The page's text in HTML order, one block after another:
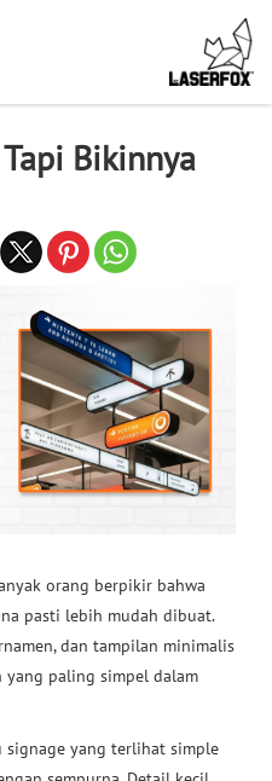
Bikinnya
orang berpikir bahwa
pasti lebih mudah dibuat.
dan tampilan minimalis
yang paling simpel dalam
signage yang terlihat simple